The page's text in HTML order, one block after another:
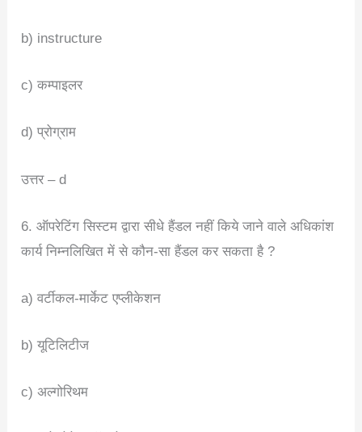
b) instructure
c) कम्पाइलर
d) प्रोग्राम
उत्तर – d
6. ऑपरेटिंग सिस्टम द्वारा सीधे हैंडल नहीं किये जाने वाले अधिकांश
कार्य निम्नलिखित में से कौन-सा हैंडल कर सकता है ?
a) वर्टीकल-मार्केट एप्लीकेशन
b) यूटिलिटीज
c) अल्गोरिथम